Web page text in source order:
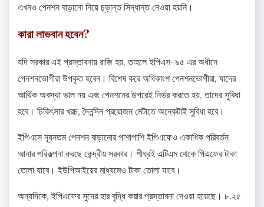
এখনও পেনশন বাড়ানো নিয়ে চূড়ান্ত সিদ্ধান্ত নেওয়া হয়নি।
কারা লাভবান হবেন?
যদি সরকার এই প্রস্তাবনায় রাজি হয়, তাহলে ইপিএস-৯৫ এর অধীনে
পেনশনভোগীরা উপকৃত হবেন। বিশেষ করে অধিকাংশ পেনশনভোগীরা, যাদের
আর্থিক অবস্থা ভাল নয় এবং পেনশনের উপরেই নির্ভর করতে হয়, তাদের সুবিধা
হবে। চিকিৎসার খরচ, দৈনন্দিন প্রয়োজন মেটাতে অনেকটাই সুবিধা হবে।
ইপিএসে ন্যূনতম পেনশন বাড়ানোর পাশাপাশি ইপিএফেও একাধিক পরিবর্তন
আনার পরিকল্পনা করছে কেন্দ্রীয় সরকার। শীঘ্রই এটিএম থেকে পিএফের টাকা
তোলা যাবে। ইউপিআইয়ের মাধ্যমেও টাকা তোলা যাবে।
অন্যদিকে, ইপিএফের সুদের হার বৃদ্ধি করার প্রস্তাবনা দেওয়া হয়েছে। ৮.২৫